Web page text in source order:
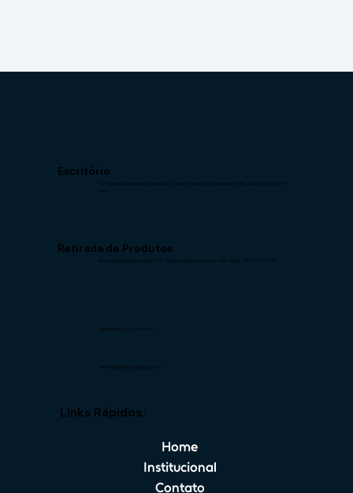
Escritório
Av. Nossa Senhora de Fátima, 2353 - Carlos Prates - Belo Horizonte - MG -Brasil - CEP: 30.710-
662
Retirada de Produtos
Rua José Benedito Antão, 249 - Caiçara - Belo Horizonte - MG -Brasil - CEP: 31.250-115
Telefone: (31) 2128-9100
vendas@labshopping.com.br
Links Rápidos:
Home
Institucional
Contato